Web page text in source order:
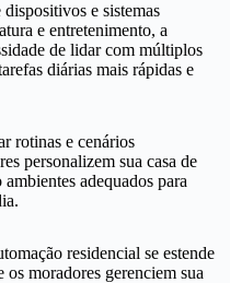
e sistemas
e entretenimento, a
de lidar com múltiplos
diárias mais rápidas e
rotinas e cenários
personalizem sua casa de
adequados para
residencial se estende
moradores gerenciem sua